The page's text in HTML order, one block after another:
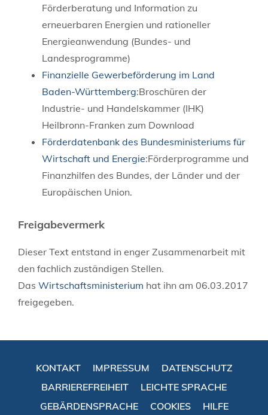
Förderberatung und Information zu
erneuerbaren Energien und rationeller
Energieanwendung (Bundes- und
Landesprogramme)
Finanzielle Gewerbeförderung im Land
Baden-Württemberg:Broschüren der
Industrie- und Handelskammer (IHK)
Heilbronn-Franken zum Download
Förderdatenbank des Bundesministeriums für
Wirtschaft und Energie:Förderprogramme und
Finanzhilfen des Bundes, der Länder und der
Europäischen Union.
Freigabevermerk
Dieser Text entstand in enger Zusammenarbeit mit
den fachlich zuständigen Stellen.
Das Wirtschaftsministerium hat ihn am 06.03.2017
freigegeben.
KONTAKT IMPRESSUM
DATENSCHUTZ
BARRIEREFREIHEIT
LEICHTE SPRACHE
GEBÄRDENSPRACHE
COOKIES HILFE